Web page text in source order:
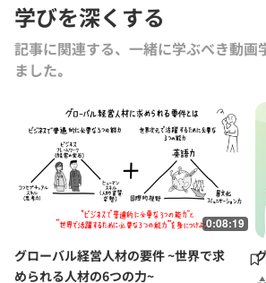
学びを深くする
記事に関連する、一緒に学ぶべき動画
ました｡
0:08:19
グローバル経営人材の要件 ~世界で求
められる人材の6つの力~